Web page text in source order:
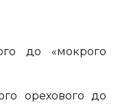
до «мокрого
орехового до